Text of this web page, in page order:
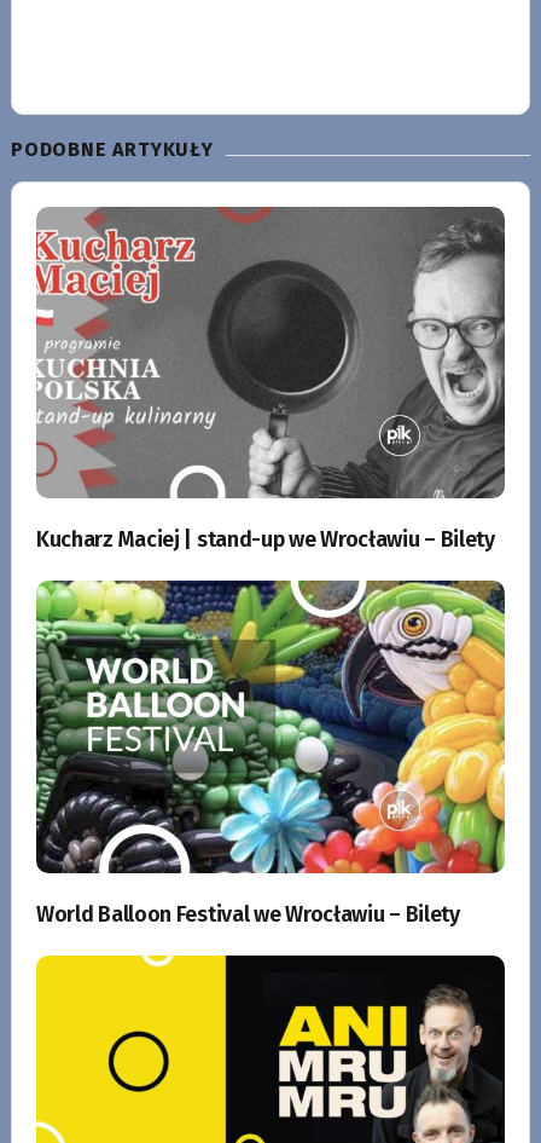
PODOBNE ARTYKUŁY
Kucharz Maciej | stand-up we Wrocławiu – Bilety
World Balloon Festival we Wrocławiu – Bilety